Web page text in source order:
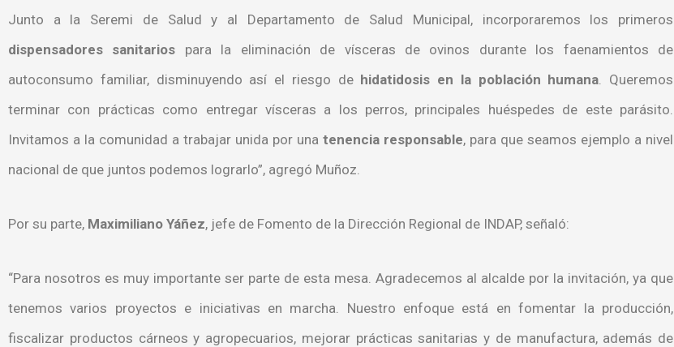
Junto a la Seremi de Salud y al Departamento de Salud Municipal, incorporaremos los primeros
dispensadores sanitarios para la eliminación de vísceras de ovinos durante los faenamientos de
autoconsumo familiar, disminuyendo así el riesgo de hidatidosis en la población humana. Queremos
terminar con prácticas como entregar vísceras a los perros, principales huéspedes de este parásito.
Invitamos a la comunidad a trabajar unida por una tenencia responsable, para que seamos ejemplo a nivel
nacional de que juntos podemos lograrlo”, agregó Muñoz.
Por su parte, Maximiliano Yáñez, jefe de Fomento de la Dirección Regional de INDAP, señaló:
“Para nosotros es muy importante ser parte de esta mesa. Agradecemos al alcalde por la invitación, ya que
tenemos varios proyectos e iniciativas en marcha. Nuestro enfoque está en fomentar la producción,
fiscalizar productos cárneos y agropecuarios, mejorar prácticas sanitarias y de manufactura, además de